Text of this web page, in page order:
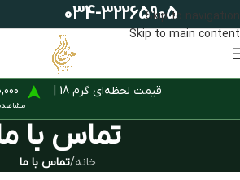
Skip to navigation
Skip to main content
034-32265905
قیمت لحظه‌ای گرم 18 |
تماس با
خانه/تماس با ما